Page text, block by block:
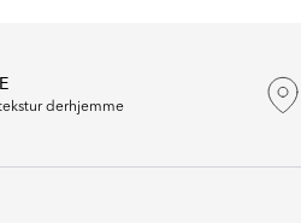
derhjemme